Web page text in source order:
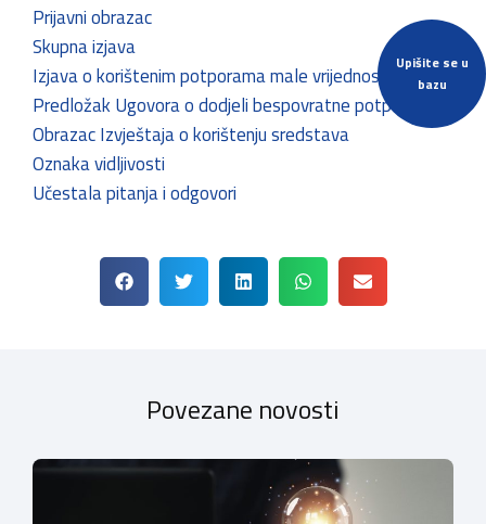
Upišite se u
bazu
Prijavni obrazac
Skupna izjava
Izjava o korištenim potporama male vrijednosti
Predložak Ugovora o dodjeli bespovratne potpore
Obrazac Izvještaja o korištenju sredstava
Oznaka vidljivosti
Učestala pitanja i odgovori
Povezane novosti